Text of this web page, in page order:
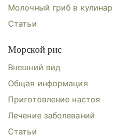
Молочный гриб в
Статьи
Морской рис
Внешний вид
Общая информация
Приготовление настоя
Лечение заболеваний
Статьи